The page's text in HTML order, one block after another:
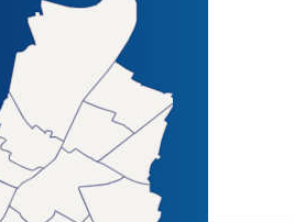
ASSOCIATIONS DE LA VILLE